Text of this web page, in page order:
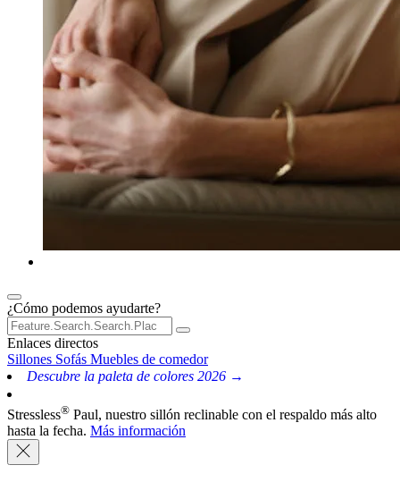
¿Cómo podemos ayudarte?
Enlaces directos
Sillones Sofás Muebles de comedor
Descubre la paleta de colores 2026 →
Stressless® Paul, nuestro sillón reclinable con el respaldo más alto
hasta la fecha. Más información